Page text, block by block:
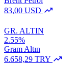
83,00 USD
GR. ALTIN
2.55%
Gram Altın
6.658,29 TRY